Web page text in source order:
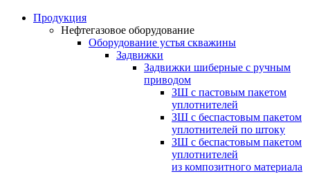
Продукция
Нефтегазовое оборудование
Оборудование устья скважины
Задвижки
Задвижки шиберные с ручным
приводом
ЗШ с пастовым пакетом
уплотнителей
ЗШ с беспастовым пакетом
уплотнителей по штоку
ЗШ с беспастовым пакетом
уплотнителей
из композитного материала